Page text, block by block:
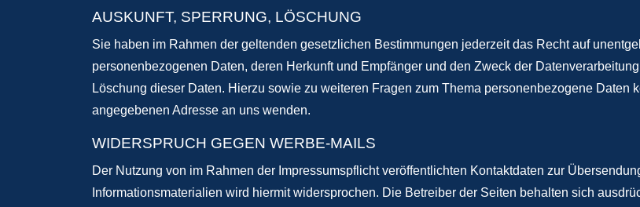
AUSKUNFT, SPERRUNG, LÖSCHUNG
Sie haben im Rahmen der geltenden gesetzlichen Bestimmungen jederzeit das Recht auf
personenbezogenen Daten, deren Herkunft und Empfänger und den Zweck der
Löschung dieser Daten. Hierzu sowie zu weiteren Fragen zum Thema personenbezogene Daten
angegebenen Adresse an uns wenden.
WIDERSPRUCH GEGEN WERBE-MAILS
Der Nutzung von im Rahmen der Impressumspflicht veröffentlichten Kontaktdaten zur
Informationsmaterialien wird hiermit widersprochen. Die Betreiber der Seiten behalten sich